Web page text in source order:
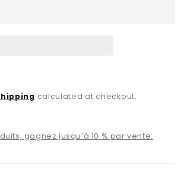
calculated at checkout.
gagnez jusqu’à 10 % par vente.